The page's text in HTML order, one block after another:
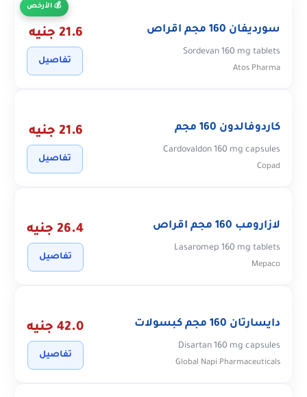
الأرخص
سورديفان 160 مجم اقراص
Sordevan 160 mg tablets
Atos Pharma
21.6 جنيه
تفاصيل
كاردوفالدون 160 مجم
Cardovaldon 160 mg capsules
Copad
21.6 جنيه
تفاصيل
لازارومب 160 مجم اقراص
Lasaromep 160 mg tablets
Mepaco
26.4 جنيه
تفاصيل
دايسارتان 160 مجم كبسولات
Disartan 160 mg capsules
Global Napi Pharmaceuticals
42.0 جنيه
تفاصيل